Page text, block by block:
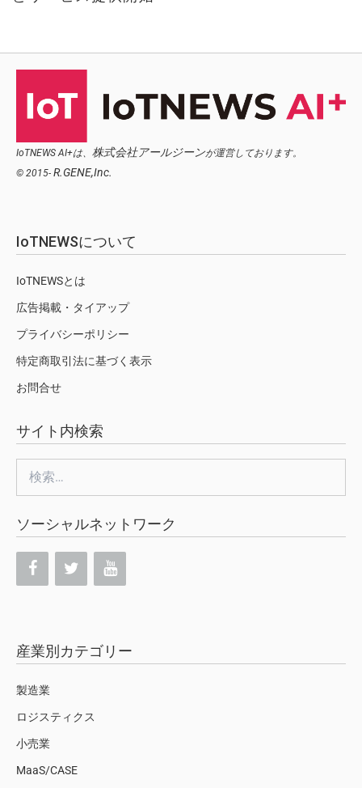
IoTNEWS AI+は、 株式会社アールジーンが運営しております。
© 2015- R.GENE,Inc.
IoTNEWSについて
IoTNEWSとは
広告掲載・タイアップ
プライバシーポリシー
特定商取引法に基づく表示
お問合せ
サイト内検索
索:
ソーシャルネットワーク
産業別カテゴリー
製造業
ロジスティクス
小売業
MaaS/CASE